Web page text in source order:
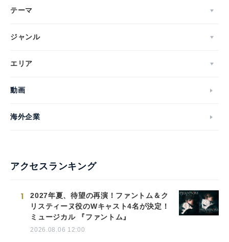
テーマ
ジャンル
エリア
動画
海外企業
アクセスランキング
1
2027年夏、待望の再演！ファントム＆ク
リスティーヌ役のWキャスト4名が決定！
ミュージカル 『ファントム』
2026.08.06 12:00